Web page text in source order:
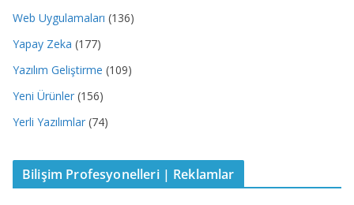
Web Uygulamaları (136)
Yapay Zeka (177)
Yazılım Geliştirme (109)
Yeni Ürünler (156)
Yerli Yazılımlar (74)
Bilişim Profesyonelleri | Reklamlar